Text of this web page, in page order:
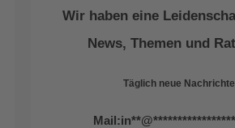
Wir haben eine
News, Themen und
Täglich neue
Mail:in**@